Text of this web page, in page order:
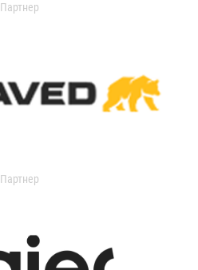
Партнер
Партнер